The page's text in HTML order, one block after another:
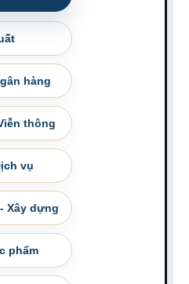
hàng
thông
vụ
Xây dựng
phẩm